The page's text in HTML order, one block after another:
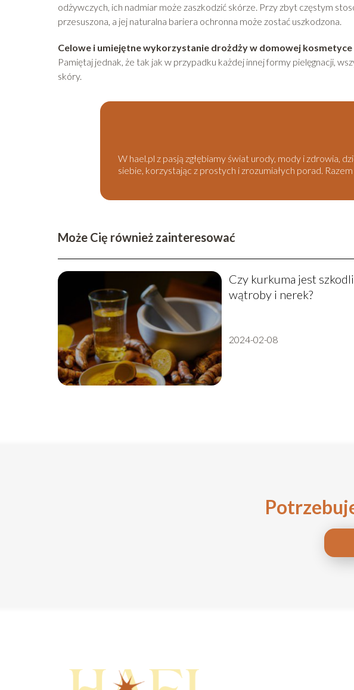
odżywczych, ich nadmiar może zaszkodzić skórze. Przy zbyt częstym
przesuszona, a jej naturalna bariera ochronna może zostać uszkodzona.
Celowe i umiejętne wykorzystanie drożdży w domowej
Pamiętaj jednak, że tak jak w przypadku każdej innej formy pielęgnacji,
skóry.
W hael.pl z pasją zgłębiamy świat urody, mody i zdrowia,
siebie, korzystając z prostych i zrozumiałych porad.
Może Cię również zainteresować
Czy kurkuma jest
wątroby i nerek?
2024-02-08